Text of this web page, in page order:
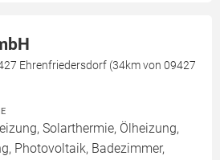
Ehrenfriedersdorf (34km von 09427
Solarthermie, Ölheizung,
Photovoltaik, Badezimmer,